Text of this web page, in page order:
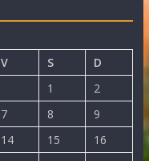
V S
D
1
2
7 8
9
14 15
16